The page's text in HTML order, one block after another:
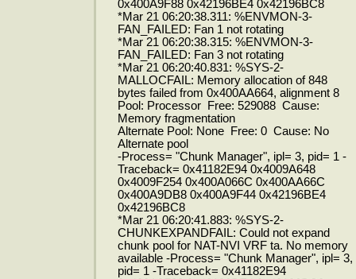
0x400A9F88 0x42196BE4 0x42196BC8
*Mar 21 06:20:38.311: %ENVMON-3-
FAN_FAILED: Fan 1 not rotating
*Mar 21 06:20:38.315: %ENVMON-3-
FAN_FAILED: Fan 3 not rotating
*Mar 21 06:20:40.831: %SYS-2-
MALLOCFAIL: Memory allocation of 848
bytes failed from 0x400AA664, alignment 8
Pool: Processor Free: 529088 Cause:
Memory fragmentation
Alternate Pool: None Free: 0 Cause: No
Alternate pool
-Process= "Chunk Manager", ipl= 3, pid= 1 -
Traceback= 0x41182E94 0x4009A648
0x4009F254 0x400A066C 0x400AA66C
0x400A9DB8 0x400A9F44 0x42196BE4
0x42196BC8
*Mar 21 06:20:41.883: %SYS-2-
CHUNKEXPANDFAIL: Could not expand
chunk pool for NAT-NVI VRF ta. No memory
available -Process= "Chunk Manager", ipl= 3,
pid= 1 -Traceback= 0x41182E94